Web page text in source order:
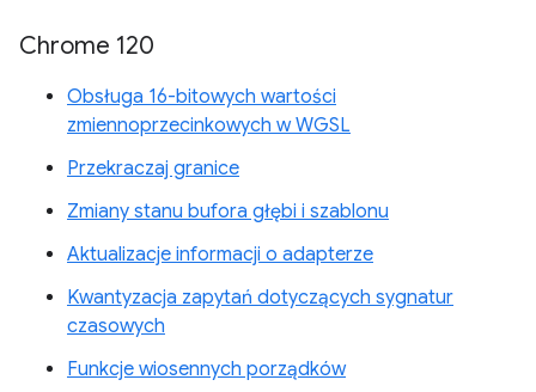
Chrome 120
Obsługa 16-bitowych wartości
zmiennoprzecinkowych w WGSL
Przekraczaj granice
Zmiany stanu bufora głębi i szablonu
Aktualizacje informacji o adapterze
Kwantyzacja zapytań dotyczących sygnatur
czasowych
Funkcje wiosennych porządków